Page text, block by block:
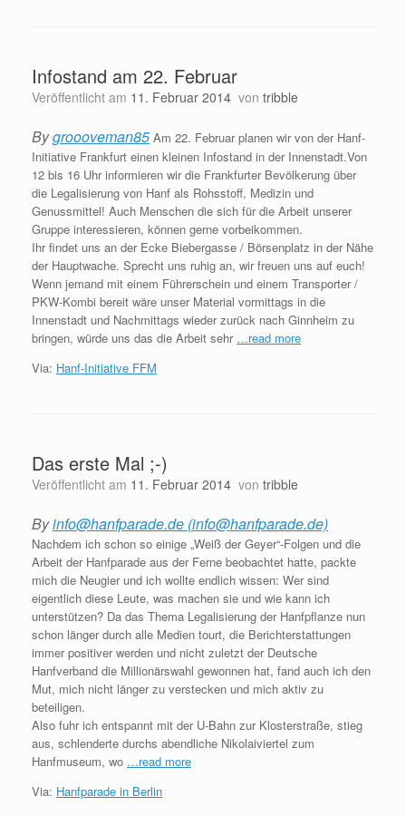
Infostand am 22. Februar
Veröffentlicht am 11. Februar 2014 von tribble
Bygroooveman85Am 22. Februar planen wir von der Hanf-
Initiative Frankfurt einen kleinen Infostand in der Innenstadt.Von
12 bis 16 Uhr informieren wir die Frankfurter Bevölkerung über
die Legalisierung von Hanf als Rohsstoff, Medizin und
Genussmittel! Auch Menschen die sich für die Arbeit unserer
Gruppe interessieren, können gerne vorbeikommen.
Ihr findet uns an der Ecke Biebergasse / Börsenplatz in der Nähe
der Hauptwache. Sprecht uns ruhig an, wir freuen uns auf euch!
Wenn jemand mit einem Führerschein und einem Transporter /
PKW-Kombi bereit wäre unser Material vormittags in die
Innenstadt und Nachmittags wieder zurück nach Ginnheim zu
bringen, würde uns das die Arbeit sehr …read more
Via: Hanf-Initiative FFM
Das erste Mal ;-)
Veröffentlicht am 11. Februar 2014 von tribble
Byinfo@hanfparade.de (info@hanfparade.de)
Nachdem ich schon so einige „Weiß der Geyer“-Folgen und die
Arbeit der Hanfparade aus der Ferne beobachtet hatte, packte
mich die Neugier und ich wollte endlich wissen: Wer sind
eigentlich diese Leute, was machen sie und wie kann ich
unterstützen? Da das Thema Legalisierung der Hanfpflanze nun
schon länger durch alle Medien tourt, die Berichterstattungen
immer positiver werden und nicht zuletzt der Deutsche
Hanfverband die Millionärswahl gewonnen hat, fand auch ich den
Mut, mich nicht länger zu verstecken und mich aktiv zu
beteiligen.
Also fuhr ich entspannt mit der U-Bahn zur Klosterstraße, stieg
aus, schlenderte durchs abendliche Nikolaiviertel zum
Hanfmuseum, wo …read more
Via: Hanfparade in Berlin